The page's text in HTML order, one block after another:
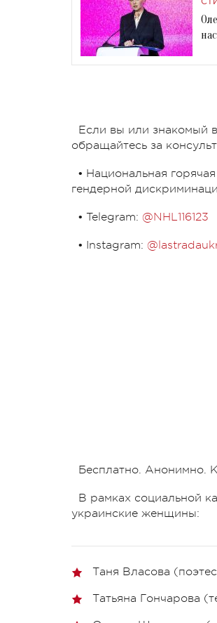
Если вы или знакомый
обращайтесь за
• Национальная
гендерной
• Telegram: @NHL116123
• Instagram:
Бесплатно. Анонимно.
В рамках социальной
украинские женщины:
Таня Власова
Татьяна Гончарова